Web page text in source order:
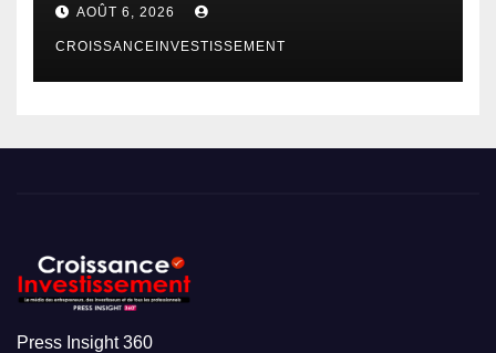
AOÛT 6, 2026
CROISSANCEINVESTISSEMENT
Press Insight 360